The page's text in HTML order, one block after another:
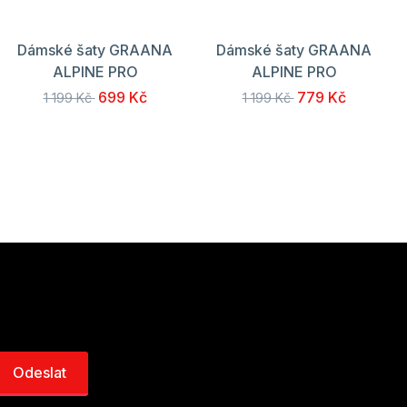
Dámské šaty GRAANA
ALPINE PRO
1 199 Kč 699 Kč
Dámské šaty GRAANA
ALPINE PRO
1 199 Kč 779 Kč